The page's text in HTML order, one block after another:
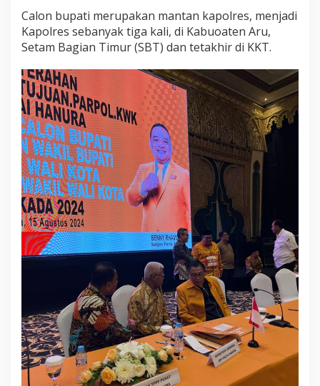
Calon bupati merupakan mantan kapolres, menjadi
Kapolres sebanyak tiga kali, di Kabuoaten Aru,
Setam Bagian Timur (SBT) dan tetakhir di KKT.